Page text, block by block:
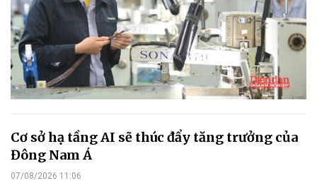
Cơ sở hạ tầng AI sẽ thúc đẩy tăng trưởng của
Đông Nam Á
07/08/2026 11:06